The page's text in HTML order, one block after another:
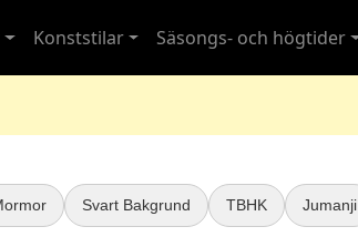
Konststilar Säsongs- och högtider
Svart Bakgrund TBHK Jumanji